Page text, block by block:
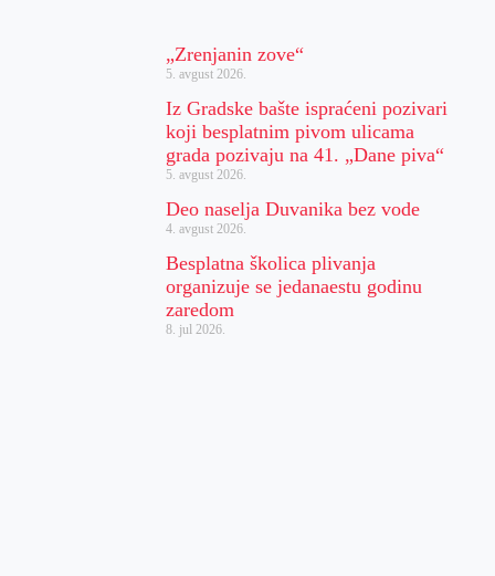
„Zrenjanin zove“
5. avgust 2026.
Iz Gradske bašte ispraćeni pozivari
koji besplatnim pivom ulicama
grada pozivaju na 41. „Dane piva“
5. avgust 2026.
Deo naselja Duvanika bez vode
4. avgust 2026.
Besplatna školica plivanja
organizuje se jedanaestu godinu
zaredom
8. jul 2026.